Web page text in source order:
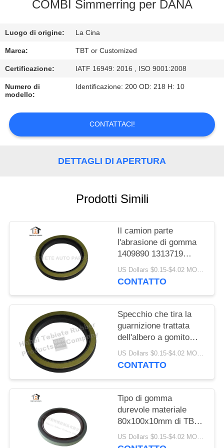
CONTROLLO
QUALITÀ
CONTATTICI
NOTIZIE
CASI
COMBI Simmerring per DANA
Luogo di origine: La Cina
Marca: TBT or Customized
Certificazione: IATF 16949: 2016 , ISO 9001:2008
Numero di
modello:
Identificazione: 200 OD: 218 H: 10
CONTATTACI!
DETTAGLI DI APERTURA
Prodotti Simili
Il camion parte
l'abrasione di gomma
1409890 1313719
resistenti di
invecchiamento
a gomito di FFPM
US Dollars $0.15-$4.02 MOQ:10PCS
CONTATTO
Specchio che tira la
guarnizione trattata
dell'albero a gomito
75x100x10/13mm per
la guarnizione rotatoria
US Dollars $0.15-$4.02 MOQ:500pcs
CONTATTO
Tipo di gomma
durevole materiale
80x100x10mm di TB
del labbro della
guarnizione singolo di
US Dollars $0.15-$4.02 MOQ:20pcs